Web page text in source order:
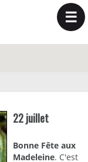
☰
22 juillet
Bonne Fête aux
Madeleine. C'est